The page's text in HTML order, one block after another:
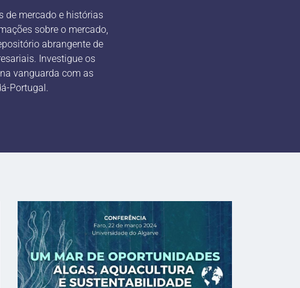
de mercado e histórias
sobre o mercado,
abrangente de
Investigue os
vanguarda com as
Portugal.